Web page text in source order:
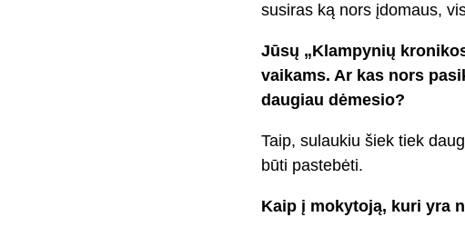
susiras ką nors įdomaus,
Jūsų „Klampynių
vaikams. Ar kas nors
daugiau dėmesio?
Taip, sulaukiu šiek tiek
būti pastebėti.
Kaip į mokytoją, kuri yra